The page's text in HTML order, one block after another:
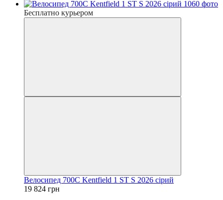
Бесплатно курьером
Велосипед 700C Kentfield 1 ST S 2026 сірий
19 824 грн